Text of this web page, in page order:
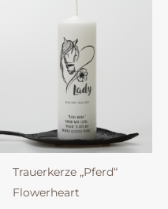
Trauerkerze „Pferd“
Flowerheart